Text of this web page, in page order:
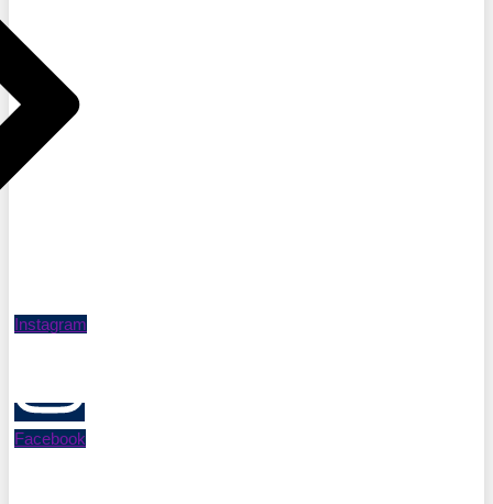
Instagram
Facebook